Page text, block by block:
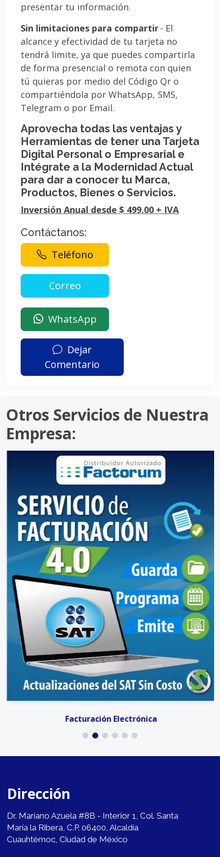
presentar tu información.
Sin limitaciones para compartir- El
alcance y efectividad de tu tarjeta no
tendrá limite, ya que puedes compartirla
de forma presencial o remota con quien
tú quieras por medio del Código Qr o
compartiéndola por WhatsApp, SMS,
Telegram o por Email.
Aprovecha todas las ventajas y
Herramientas de tener una Tarjeta
Digital Personal o Empresarial e
Intégrate a la Modernidad Actual
para dar a conocer tu Marca,
Productos, Bienes o Servicios.
Inversión Anual desde $ 499.00 + IVA
Contáctanos:
Teléfono
WhatsApp
Dejar
Comentario
Otros Servicios de Nuestra
Empresa:
Facturación Electrónica
Dirección
Dr. Mariano Azuela #8B - Interior 1, Col. Santa
María la Ribera, C.P. 06400, Alcaldía
Cuauhtémoc, Ciudad de México